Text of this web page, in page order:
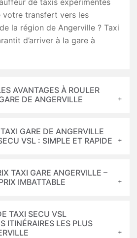
de taxis expérimentés
votre transfert vers les
la région de Angerville ? Taxi
d’arriver à la gare à
AVANTAGES À ROULER
DE ANGERVILLE
GARE DE ANGERVILLE
VSL : SIMPLE ET RAPIDE
TAXI GARE ANGERVILLE –
IMBATTABLE
TAXI SECU VSL
ITINÉRAIRES LES PLUS